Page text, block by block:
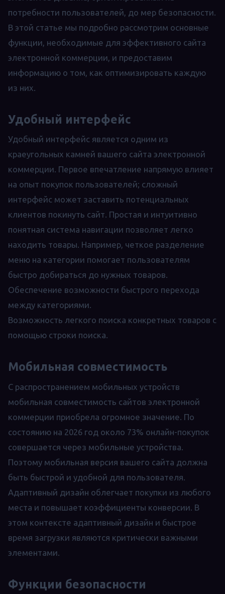
потребности пользователей, до мер безопасности.
В этой статье мы подробно рассмотрим основные
функции, необходимые для эффективного сайта
электронной коммерции, и предоставим
информацию о том, как оптимизировать каждую
из них.
Удобный интерфейс
Удобный интерфейс является одним из
краеугольных камней вашего сайта электронной
коммерции. Первое впечатление напрямую влияет
на опыт покупок пользователей; сложный
интерфейс может заставить потенциальных
клиентов покинуть сайт. Простая и интуитивно
понятная система навигации позволяет легко
находить товары. Например, четкое разделение
меню на категории помогает пользователям
быстро добираться до нужных товаров.
Обеспечение возможности быстрого перехода
между категориями.
Возможность легкого поиска конкретных товаров с
помощью строки поиска.
Мобильная совместимость
С распространением мобильных устройств
мобильная совместимость сайтов электронной
коммерции приобрела огромное значение. По
состоянию на 2026 год около 73% онлайн-покупок
совершается через мобильные устройства.
Поэтому мобильная версия вашего сайта должна
быть быстрой и удобной для пользователя.
Адаптивный дизайн облегчает покупки из любого
места и повышает коэффициенты конверсии. В
этом контексте адаптивный дизайн и быстрое
время загрузки являются критически важными
элементами.
Функции безопасности